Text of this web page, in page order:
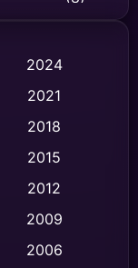
(47)
(446)
(520)
2024
2021
2018
2015
2012
2009
2006